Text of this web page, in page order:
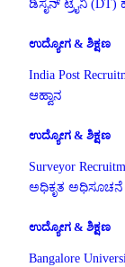
ಡಿಸೈನ್ ಟ್ರೈನಿ (DT)
ಉದ್ಯೋಗ & ಶಿಕ್ಷಣ
India Post
ಆಹ್ವಾನ
ಉದ್ಯೋಗ & ಶಿಕ್ಷಣ
Surveyor
ಅಧಿಕೃತ ಅಧಿಸೂಚನೆ
ಉದ್ಯೋಗ & ಶಿಕ್ಷಣ
Bangalore